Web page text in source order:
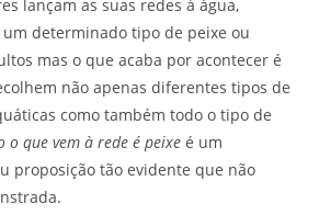
lançam as suas redes à água,
determinado tipo de peixe ou
mas o que acaba por acontecer é
não apenas diferentes tipos de
como também todo o tipo de
o que vem à rede é peixe é um
proposição tão evidente que não